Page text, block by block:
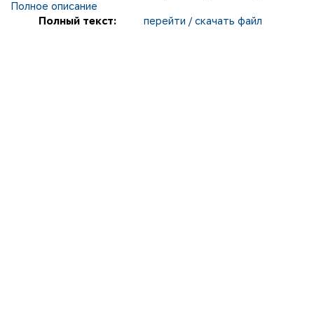
Полное описание
Полный текст:
перейти / скачать файл